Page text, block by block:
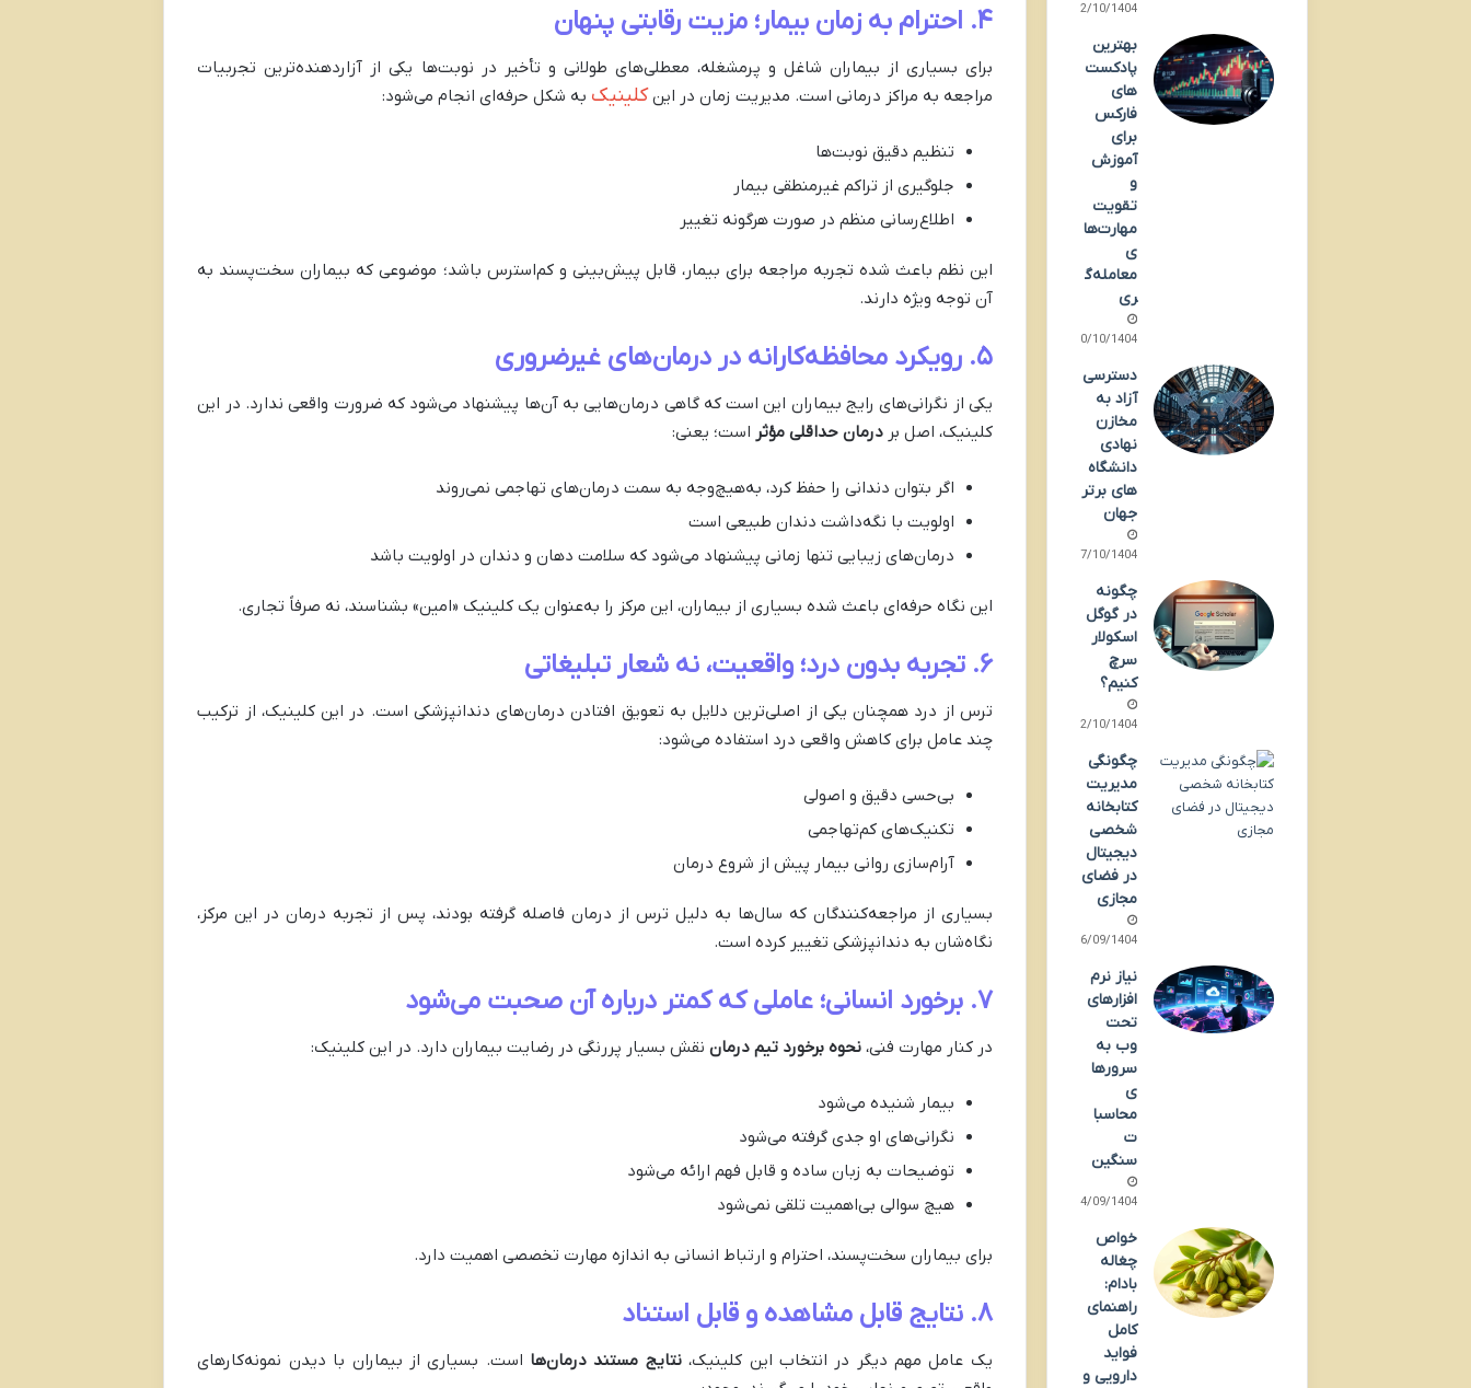
۴. احترام به زمان بیمار؛ مزیت رقابتی پنهان
برای بسیاری از بیماران شاغل و پرمشغله، معطلی‌های طولانی و تأخیر در نوبت‌ها یکی از آزاردهنده‌ترین تجربیات
مراجعه به مراکز درمانی است. مدیریت زمان در اینکلینیک به شکل حرفه‌ای انجام می‌شود:
تنظیم دقیق نوبت‌ها
جلوگیری از تراکم غیرمنطقی بیمار
اطلاع‌رسانی منظم در صورت هرگونه تغییر
این نظم باعث شده تجربه مراجعه برای بیمار، قابل پیش‌بینی و کم‌استرس باشد؛ موضوعی که بیماران سخت‌پسند به
آن توجه ویژه دارند.
۵. رویکرد محافظه‌کارانه در درمان‌های غیرضروری
یکی از نگرانی‌های رایج بیماران این است که گاهی درمان‌هایی به آن‌ها پیشنهاد می‌شود که ضرورت واقعی ندارد. در این
کلینیک، اصل بردرمان حداقلی مؤثر است؛ یعنی:
اگر بتوان دندانی را حفظ کرد، به‌هیچ‌وجه به سمت درمان‌های تهاجمی نمی‌روند
اولویت با نگه‌داشت دندان طبیعی است
درمان‌های زیبایی تنها زمانی پیشنهاد می‌شود که سلامت دهان و دندان در اولویت باشد
این نگاه حرفه‌ای باعث شده بسیاری از بیماران، این مرکز را به‌عنوان یک کلینیک «امين» بشناسند، نه صرفاً تجاری.
۶. تجربه بدون درد؛ واقعیت، نه شعار تبلیغاتی
ترس از درد همچنان یکی از اصلی‌ترین دلایل به تعویق افتادن درمان‌های دندانپزشکی است. در این کلینیک، از ترکیب
چند عامل برای کاهش واقعی درد استفاده می‌شود:
بی‌حسی دقیق و اصولی
تکنیک‌های کم‌تهاجمی
آرام‌سازی روانی بیمار پیش از شروع درمان
بسیاری از مراجعه‌کنندگان که سال‌ها به دلیل ترس از درمان فاصله گرفته بودند، پس از تجربه درمان در این مرکز،
نگاه‌شان به دندانپزشکی تغییر کرده است.
۷. برخورد انسانی؛ عاملی که کمتر درباره آن صحبت می‌شود
در کنار مهارت فنی،نحوه برخورد تیم درمان نقش بسیار پررنگی در رضایت بیماران دارد. در این کلینیک:
بیمار شنیده می‌شود
نگرانی‌های او جدی گرفته می‌شود
توضیحات به زبان ساده و قابل فهم ارائه می‌شود
هیچ سوالی بی‌اهمیت تلقی نمی‌شود
برای بیماران سخت‌پسند، احترام و ارتباط انسانی به اندازه مهارت تخصصی اهمیت دارد.
۸. نتایج قابل مشاهده و قابل استناد
یک عامل مهم دیگر در انتخاب این کلینیک،نتایج مستند درمان‌ها است. بسیاری از بیماران با دیدن نمونه‌کارهای
12/10/1404
بهترین
پادکست‌
های
فارکس
برای
آموزش
و
تقویت
مهارت‌ها
ی
معامله‌گ
ری
10/10/1404
دسترسی
آزاد به
مخازن
نهادی
دانشگاه‌
های برتر
جهان
07/10/1404
چگونه
در گوگل
اسکولار
سرچ
کنیم؟
02/10/1404
چگونگی
مدیریت
کتابخانه
شخصی
دیجیتال
در فضای
مجازی
26/09/1404
نیاز نرم
افزارهای
تحت
وب به
سرورها
ی
محاسبا
ت
سنگین
24/09/1404
خواص
چغاله
بادام:
راهنمای
کامل
فواید
دارویی و